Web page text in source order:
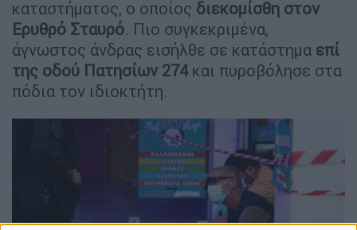
καταστήματος, ο οποίος διεκομίσθη στον
Ερυθρό Σταυρό. Πιο συγκεκριμένα,
άγνωστος άνδρας εισήλθε σε κατάστημα επί
της οδού Πατησίων 274και πυροβόλησε στα
πόδια τον ιδιοκτήτη.